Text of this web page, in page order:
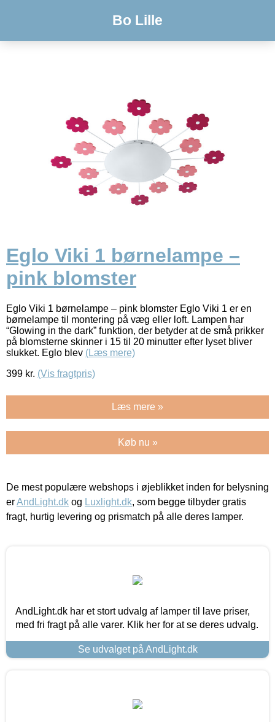
Bo Lille
Eglo Viki 1 børnelampe –
pink blomster
Eglo Viki 1 børnelampe – pink blomster Eglo Viki 1 er en
børnelampe til montering på væg eller loft. Lampen har
“Glowing in the dark” funktion, der betyder at de små prikker
på blomsterne skinner i 15 til 20 minutter efter lyset bliver
slukket. Eglo blev (Læs mere)
399 kr. (Vis fragtpris)
Læs mere »
Køb nu »
De mest populære webshops i øjeblikket inden for belysning
erAndLight.dk og Luxlight.dk, som begge tilbyder gratis
fragt, hurtig levering og prismatch på alle deres lamper.
AndLight.dk har et stort udvalg af lamper til lave priser,
med fri fragt på alle varer. Klik her for at se deres udvalg.
Se udvalget på AndLight.dk